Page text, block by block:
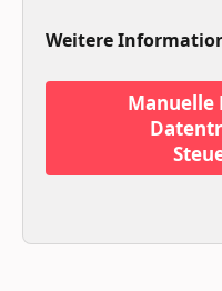
Weitere
Manuelle